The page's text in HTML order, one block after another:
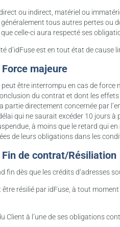
ou indirect, matériel ou
tous autres pertes ou
celle-ci aura respecté ses
d’idFuse est en tout état de cause
majeure
peut être interrompu en cas de
du contrat et dont les
partie directement concernée par
qui ne saurait excéder 10 jours à
à moins que le retard qui
de leurs obligations dans les
de contrat/Résiliation
fin dès que les crédits d’adresses
résilié par idFuse, à tout
Client à l’une de ses obligations